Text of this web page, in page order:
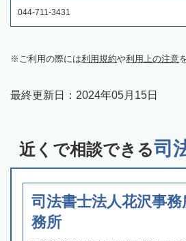
044-711-3431
ご利用の際には利用規約や利用上の注意
最終更新日： 2024年05月15日
近くで相談できる司
司法書士法人花沢事
務所